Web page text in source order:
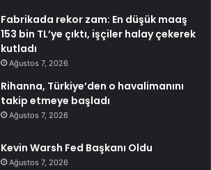
Fabrikada rekor zam: En düşük maaş
153 bin TL’ye çıktı, işçiler halay çekerek
kutladı
Ağustos 7, 2026
Rihanna, Türkiye’den o havalimanını
takip etmeye başladı
Ağustos 7, 2026
Kevin Warsh Fed Başkanı Oldu
Ağustos 7, 2026